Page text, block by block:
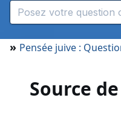
» Pensée juive :
Source